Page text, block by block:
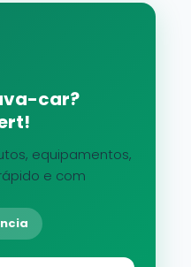
car?
equipamentos,
e com